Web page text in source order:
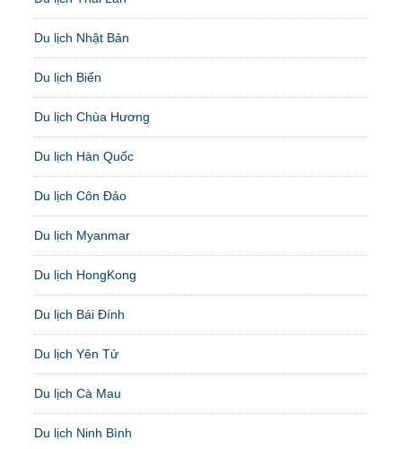
Du lịch Nhật Bản
Du lịch Biển
Du lịch Chùa Hương
Du lịch Hàn Quốc
Du lịch Côn Đảo
Du lịch Myanmar
Du lịch HongKong
Du lịch Bái Đính
Du lịch Yên Tử
Du lịch Cà Mau
Du lịch Ninh Bình